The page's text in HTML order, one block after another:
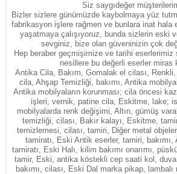
Siz saygıdeğer
Bizler sizlere günümüzde kaybolmaya yüz
fabrikasyon işlere rağmen ve bunlara inat hala
yaşatmaya çalışıyoruz, bunda sizlerin eski
sevginiz, bize olan güveninizin çok
Hep beraber geçmişimize ve tarihi eserlerimiz
nesillere bu değerli eserler miras
Antika Cila, Bakım, Gomalak el cilası,
cila, Ahşap Temizliği, bakımı, Antika
Antika mobilyaların korunması; cila öncesi
işleri, vernik, patine cila, Eskitme, lake;
mobilyalarda renk değişimi, Altın, gümüş
temizliği, cilası, Bakır kalayı, Eskitme,
temizlemesi, cilası, tamiri, Diğer metal
tamiratı, Eski Antik eserler, tamiri,
tamiratı, Eski Halı, kilim bakımı onarımı,
tamir, Eski, antika köstekli cep saati kol,
bakımı, cilası, Eski Dal marka pikap,